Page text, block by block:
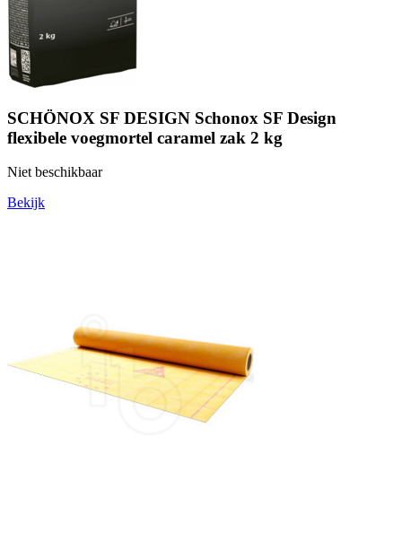
SCHÖNOX SF DESIGN Schonox SF Design
flexibele voegmortel caramel zak 2 kg
Niet beschikbaar
Bekijk